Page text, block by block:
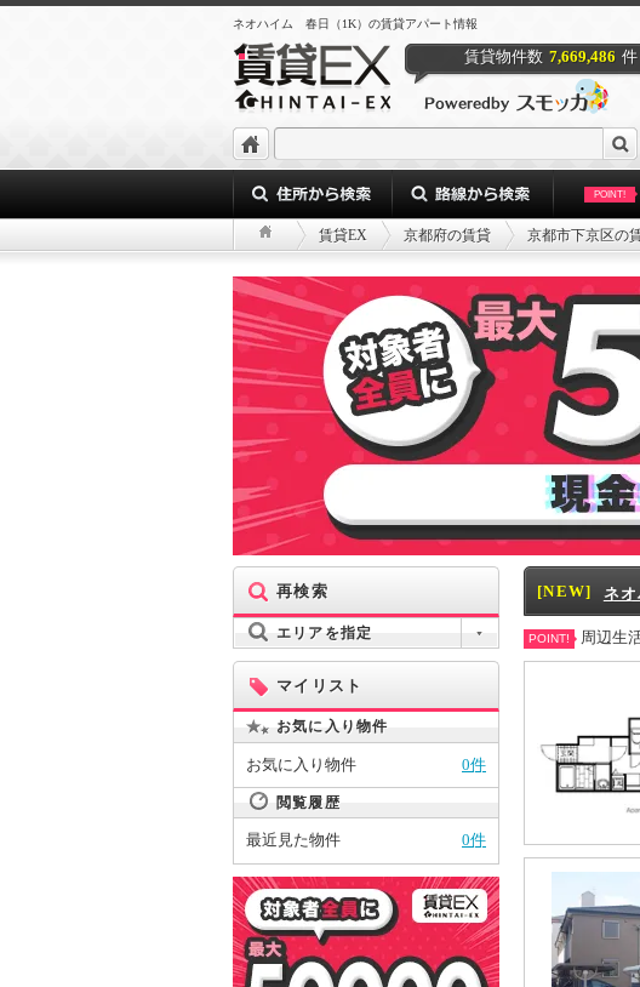
ネオハイム 春日（1K）の賃貸アパート情報
賃貸物件数 7,669,486
POINT!
賃貸EX 京都府の賃貸 京都市下京区の
再検索
エリアを指定
マイリスト
お気に入り物件
お気に入り物件 0件
閲覧履歴
最近見た物件 0件
[NEW] ネ
POINT! 周辺生